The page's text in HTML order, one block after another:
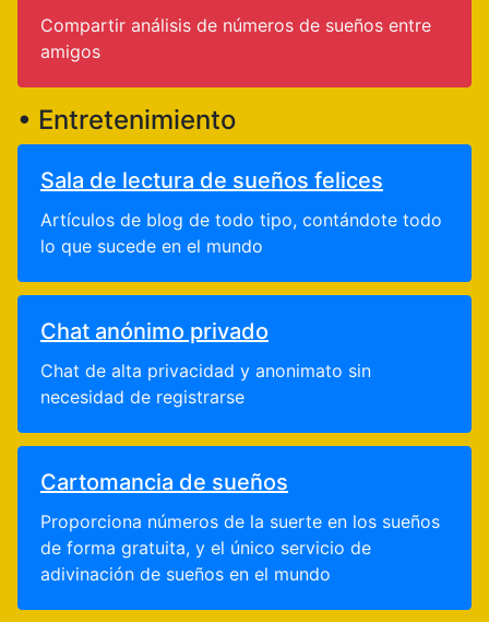
Compartir análisis de números de sueños entre
amigos
• Entretenimiento
Sala de lectura de sueños felices
Artículos de blog de todo tipo, contándote todo
lo que sucede en el mundo
Chat anónimo privado
Chat de alta privacidad y anonimato sin
necesidad de registrarse
Cartomancia de sueños
Proporciona números de la suerte en los sueños
de forma gratuita, y el único servicio de
adivinación de sueños en el mundo